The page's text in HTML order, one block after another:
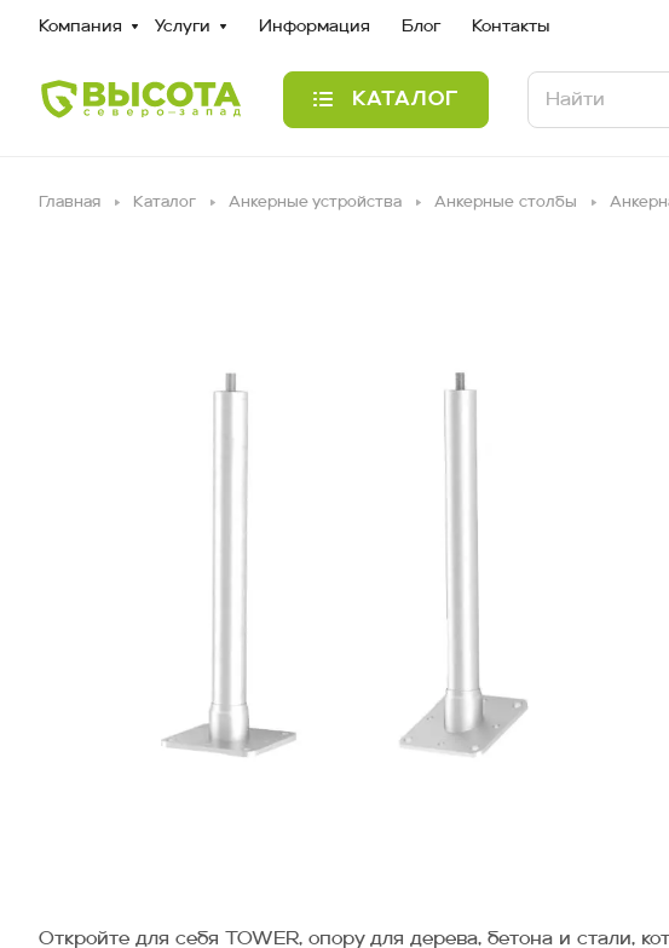
Компания Услуги Информация Блог Контакты
КАТАЛОГ
Главная Каталог Анкерные устройства Анкерные столбы
Откройте для себя TOWER, опору для дерева, бетона и стали,